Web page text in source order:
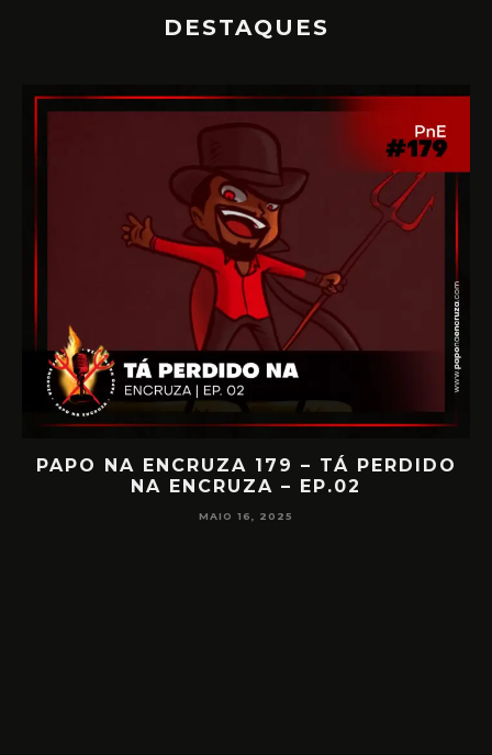
DESTAQUES
PAPO NA ENCRUZA 179 – TÁ PERDIDO
NA ENCRUZA – EP.02
MAIO 16, 2025